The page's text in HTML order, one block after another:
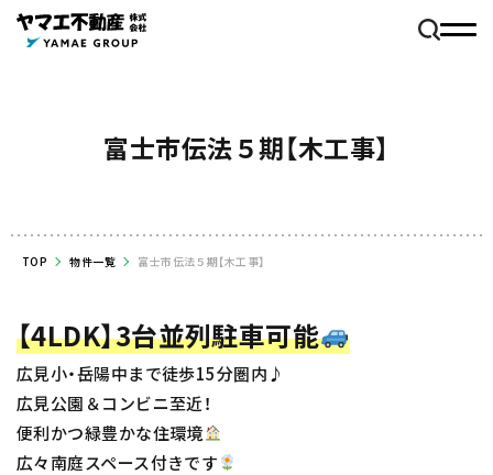
富士市伝法５期【木工事】
TOP 物件一覧 富士市伝法５期【木工事】
【4LDK】3台並列駐車可能
広見小・岳陽中まで徒歩15分圏内♪
広見公園＆コンビニ至近！
便利かつ緑豊かな住環境
広々南庭スペース付きです